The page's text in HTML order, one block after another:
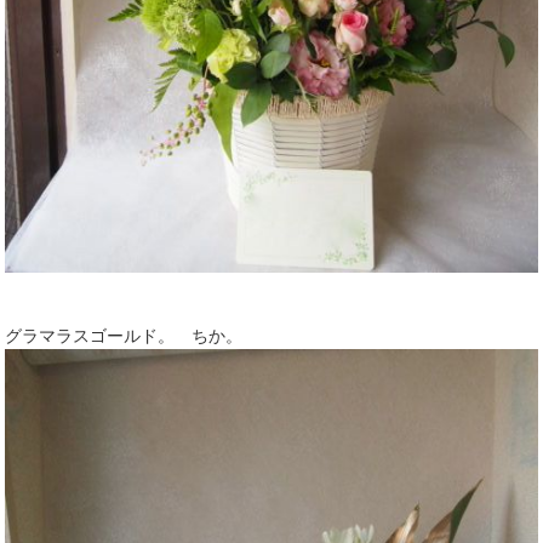
グラマラスゴールド。 ちか。